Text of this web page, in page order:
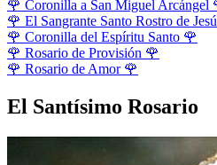
🌹 Coronilla a San Miguel Arcángel
🌹 El Sangrante Santo Rostro de
🌹 Coronilla del Espíritu Santo 🌹
🌹 Rosario de Provisión 🌹
🌹 Rosario de Amor 🌹
El Santísimo Rosario